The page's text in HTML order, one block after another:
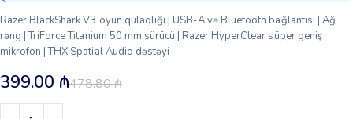
Razer BlackShark V3 oyun qulaqlığı | USB-A və Bluetooth bağlantısı | Ağ
rəng | TriForce Titanium 50 mm sürücü | Razer HyperClear süper geniş
mikrofon | THX Spatial Audio dəstəyi
478.80₼
399.00 ₼